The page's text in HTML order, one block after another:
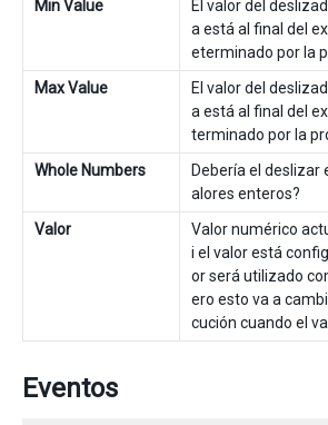
Min Value
El valor del
a está al final del
eterminado por la
Max Value
El valor del
a está al final del
terminado por la
Whole Numbers
Debería el deslizar
alores enteros?
Valor
Valor numérico
i el valor está
or será utilizado
ero esto va a
cución cuando el
Eventos